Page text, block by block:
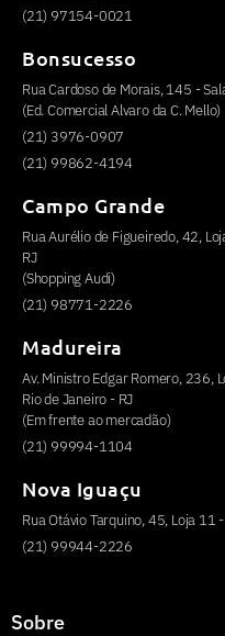
(21) 97154-0021
Bonsucesso
Rua Cardoso de Morais, 145 -
(Ed. Comercial Alvaro da C. Mello)
(21) 3976-0907
(21) 99862-4194
Campo Grande
Rua Aurélio de Figueiredo, 42,
RJ
(Shopping Audi)
(21) 98771-2226
Madureira
Av. Ministro Edgar Romero, 236,
Rio de Janeiro - RJ
(Em frente ao mercadão)
(21) 99994-1104
Nova Iguaçu
Rua Otávio Tarquino, 45, Loja 11
(21) 99944-2226
Sobre